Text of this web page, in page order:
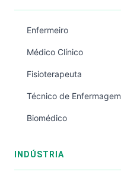
Enfermeiro
Médico Clínico
Fisioterapeuta
Técnico de Enfermagem
Biomédico
INDÚSTRIA